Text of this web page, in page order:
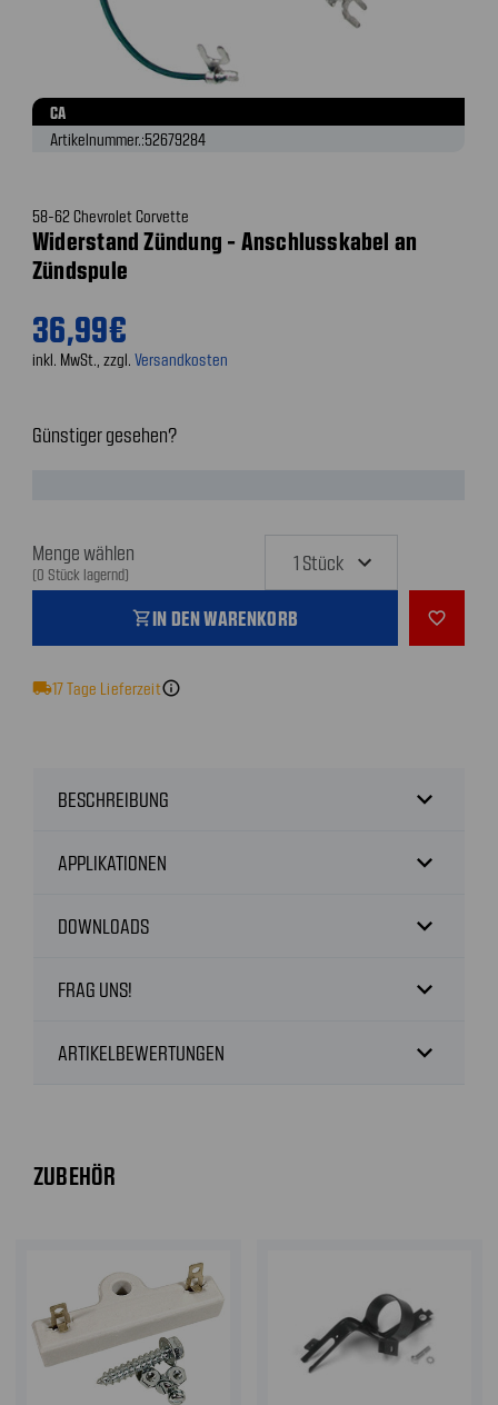
CA
Artikelnummer.:52679284
58-62 Chevrolet Corvette
Widerstand Zündung - Anschlusskabel an
Zündspule
36,99€
inkl. MwSt., zzgl. Versandkosten
Günstiger gesehen?
Menge wählen
(0 Stück lagernd)
shopping_cartIN DEN WARENKORB favorite_outline
local_shipping17Tage Lieferzeitinfo
BESCHREIBUNG expand_more
APPLIKATIONEN expand_more
DOWNLOADS expand_more
FRAG UNS! expand_more
ARTIKELBEWERTUNGEN expand_more
ZUBEHÖR